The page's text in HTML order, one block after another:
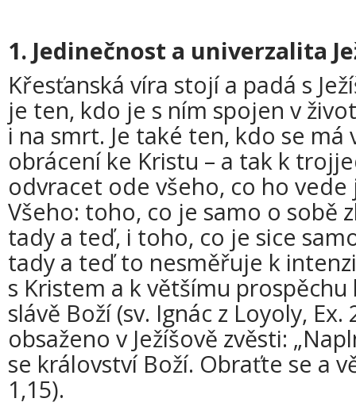
1. Jedinečnost a univerzalita
Křesťanská víra stojí a padá s
je ten, kdo je s ním spojen v
i na smrt. Je také ten, kdo se
obrácení ke Kristu – a tak k
odvracet ode všeho, co ho
Všeho: toho, co je samo o sobě
tady a teď, i toho, co je sice
tady a teď to nesměřuje k
s Kristem a k většímu
slávě Boží (sv. Ignác z Loyoly,
obsaženo v Ježíšově zvěsti:
se království Boží. Obraťte se a
1,15).